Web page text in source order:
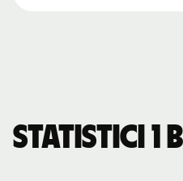
Statistici 1